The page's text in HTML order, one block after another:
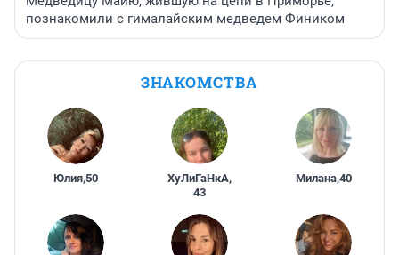
познакомили с гималайским медведем Фиником
ЗНАКОМСТВА
Юлия,50 ХуЛиГаНкА,
43
Милана,40